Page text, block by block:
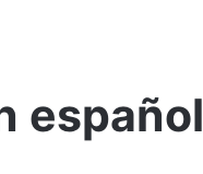
español